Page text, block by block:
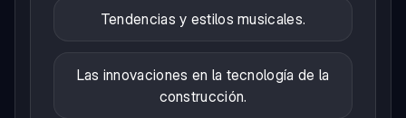
Tendencias y estilos musicales.
Las innovaciones en la tecnología de la
construcción.